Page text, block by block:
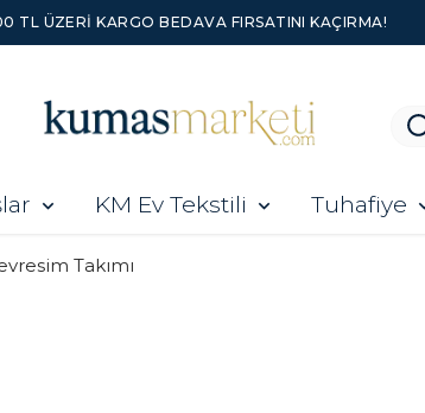
TL ÜZERI KARGO BEDAVA FIRSATINI KAÇIRMA!
KM Ev Tekstili Tuhafiye
Takımı